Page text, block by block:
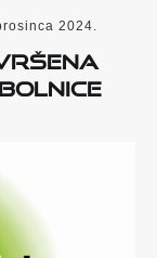
2024.